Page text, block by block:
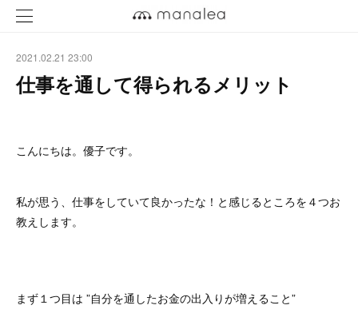
2021.02.21 23:00
仕事を通して得られるメリット
こんにちは。優子です。
私が思う、仕事をしていて良かったな！と感じるところを４つお
教えします。
まず１つ目は ”自分を通したお金の出入りが増えること”